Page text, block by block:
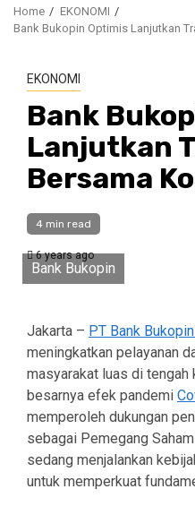
Home
EKONOMI
Bank Bukopin Optimis Lanjutkan
EKONOMI
Bank
Lanjutkan
Bersama
4 min read
6 years ago
Bank Bukopin
Jakarta – PT Bank
meningkatkan pelayanan
masyarakat luas di tengah
besarnya efek pandemi
memperoleh dukungan
sebagai Pemegang
sedang menjalankan
untuk memperkuat